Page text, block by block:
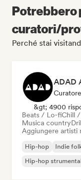
Potrebbero
curatori/
Perché stai
ADAD
&gt; 4900
Beats / Lo-fiChill
Musica country
Aggiungere artisti
Hip-hop Indie
Hip-hop